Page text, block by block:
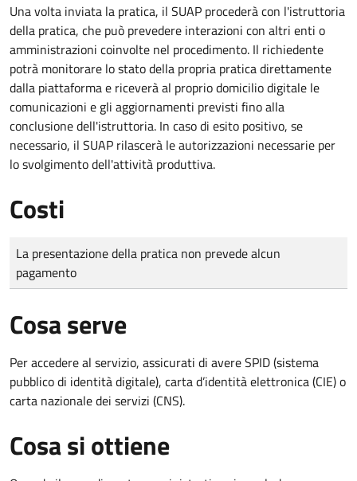
Una volta inviata la pratica, il SUAP procederà con l'istruttoria
della pratica, che può prevedere interazioni con altri enti o
amministrazioni coinvolte nel procedimento. Il richiedente
potrà monitorare lo stato della propria pratica direttamente
dalla piattaforma e riceverà al proprio domicilio digitale le
comunicazioni e gli aggiornamenti previsti fino alla
conclusione dell'istruttoria. In caso di esito positivo, se
necessario, il SUAP rilascerà le autorizzazioni necessarie per
lo svolgimento dell'attività produttiva.
Costi
Tipo di pagamento
Importo
La presentazione della pratica non prevede alcun
pagamento
Cosa serve
Per accedere al servizio, assicurati di avere SPID (sistema
pubblico di identità digitale), carta d’identità elettronica (CIE) o
carta nazionale dei servizi (CNS).
Cosa si ottiene